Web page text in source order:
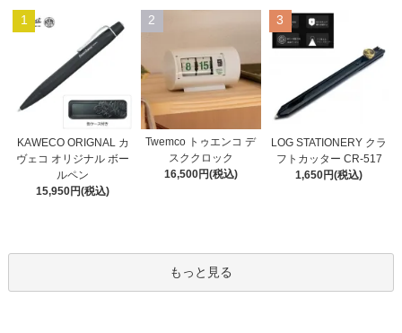
1
KAWECO ORIGNAL カ
ヴェコ オリジナル ボー
ルペン
15,950円(税込)
2
Twemco トゥエンコ デ
スククロック
16,500円(税込)
3
LOG STATIONERY クラ
フトカッター CR-517
1,650円(税込)
もっと見る